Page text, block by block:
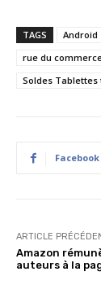
TAGS Android
rue du
Soldes Tablettes
Facebook
ARTICLE
Amazon
auteurs à la